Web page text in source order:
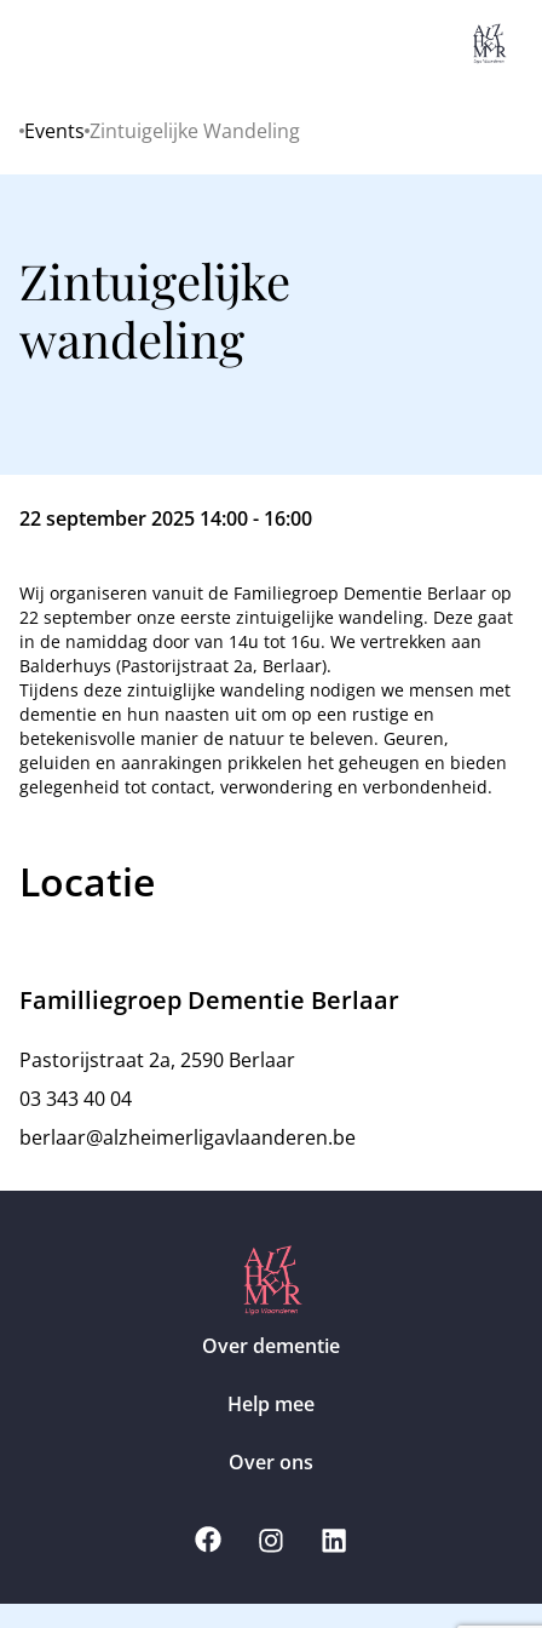
Home
Events Zintuigelijke Wandeling
Zintuigelijke
wandeling
22 september 2025 14:00 - 16:00
Wij organiseren vanuit de Familiegroep Dementie Berlaar op
22 september onze eerste zintuigelijke wandeling. Deze gaat
in de namiddag door van 14u tot 16u. We vertrekken aan
Balderhuys (Pastorijstraat 2a, Berlaar).
Tijdens deze zintuiglijke wandeling nodigen we mensen met
dementie en hun naasten uit om op een rustige en
betekenisvolle manier de natuur te beleven. Geuren,
geluiden en aanrakingen prikkelen het geheugen en bieden
gelegenheid tot contact, verwondering en verbondenheid.
Locatie
Familliegroep Dementie Berlaar
Pastorijstraat 2a, 2590 Berlaar
03 343 40 04
berlaar@alzheimerligavlaanderen.be
Over dementie
Help mee
Over ons